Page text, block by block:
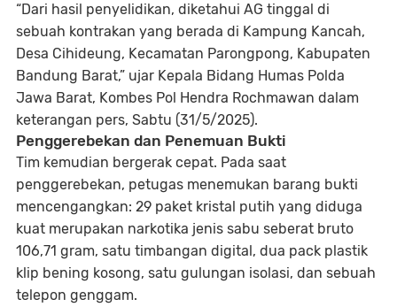
“Dari hasil penyelidikan, diketahui AG tinggal di
sebuah kontrakan yang berada di Kampung Kancah,
Desa Cihideung, Kecamatan Parongpong, Kabupaten
Bandung Barat,” ujar Kepala Bidang Humas Polda
Jawa Barat, Kombes Pol Hendra Rochmawan dalam
keterangan pers, Sabtu (31/5/2025).
Penggerebekan dan Penemuan Bukti
Tim kemudian bergerak cepat. Pada saat
penggerebekan, petugas menemukan barang bukti
mencengangkan: 29 paket kristal putih yang diduga
kuat merupakan narkotika jenis sabu seberat bruto
106,71 gram, satu timbangan digital, dua pack plastik
klip bening kosong, satu gulungan isolasi, dan sebuah
telepon genggam.